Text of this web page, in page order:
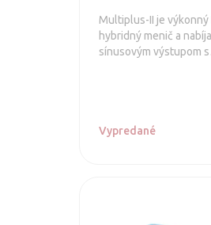
Multiplus-II je výkonný
hybridný menič a
sínusovým výstupom s
nabíjačkou batérií a
transferovým
Vypredané